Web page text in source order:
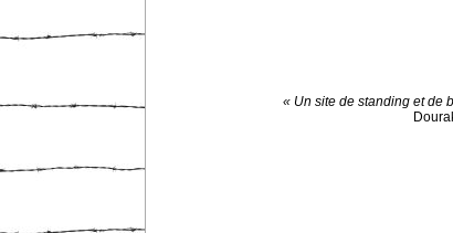
« Un site de standing et de